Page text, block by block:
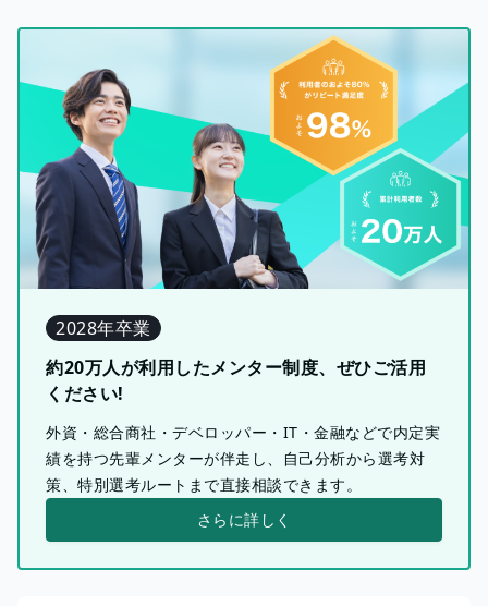
2028年卒業
約20万人が利用したメンター制度、ぜひご活用
ください!
外資・総合商社・デベロッパー・IT・金融などで内定実
績を持つ先輩メンターが伴走し、自己分析から選考対
策、特別選考ルートまで直接相談できます。
さらに詳しく